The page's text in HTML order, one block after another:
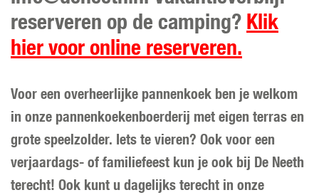
reserveren op de camping? Klik
hier voor online reserveren.
Voor een overheerlijke pannenkoek ben je welkom
in onze pannenkoekenboerderij met eigen terras en
grote speelzolder. Iets te vieren? Ook voor een
verjaardags- of familiefeest kun je ook bij De Neeth
terecht! Ook kunt u dagelijks terecht in onze